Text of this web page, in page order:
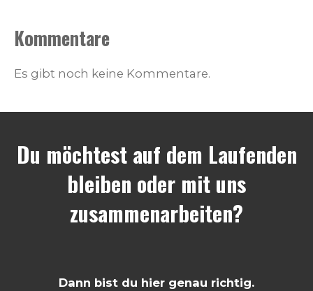
Kommentare
Es gibt noch keine Kommentare.
Du möchtest auf dem Laufenden
bleiben oder mit uns
zusammenarbeiten?
Dann bist du hier genau richtig.